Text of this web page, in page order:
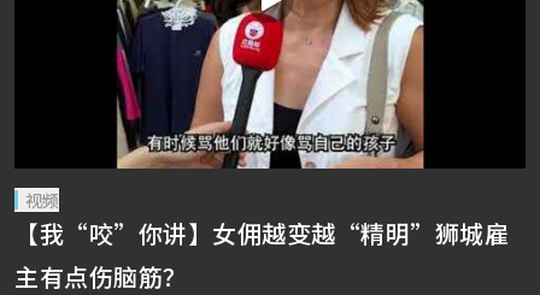
视频
【我“咬”你讲】女佣越变越“精明”狮城雇
主有点伤脑筋？